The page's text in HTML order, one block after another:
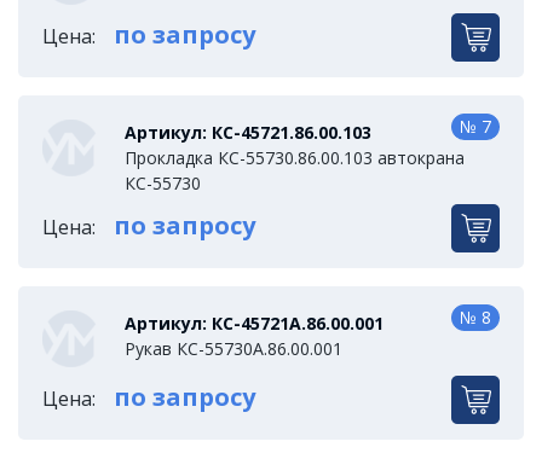
Цена: по запросу
Артикул: КС-45721.86.00.103
Прокладка КС-55730.86.00.103 автокрана
КС-55730
Цена: по запросу
№ 7
Артикул: КС-45721А.86.00.001
Рукав КС-55730А.86.00.001
Цена: по запросу
№ 8